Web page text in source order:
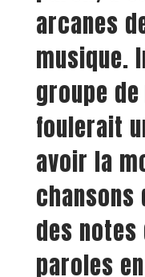
arcanes
musique.
groupe
foulerait
avoir la
chansons
des notes
paroles